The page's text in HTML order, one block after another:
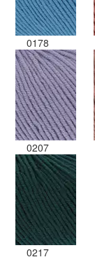
0178
0207
0217